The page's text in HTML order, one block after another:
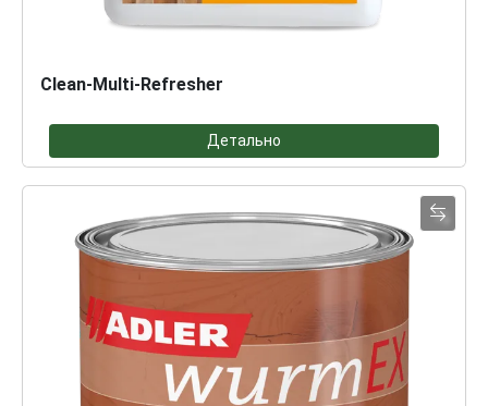
Clean-Multi-Refresher
Детально